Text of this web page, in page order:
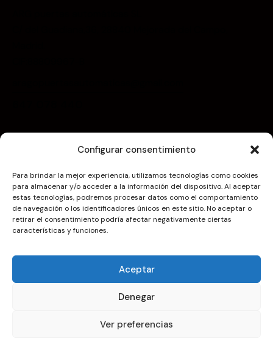
Configurar consentimiento
Para brindar la mejor experiencia, utilizamos tecnologías como cookies
para almacenar y/o acceder a la información del dispositivo. Al aceptar
estas tecnologías, podremos procesar datos como el comportamiento
de navegación o los identificadores únicos en este sitio. No aceptar o
retirar el consentimiento podría afectar negativamente ciertas
características y funciones.
Aceptar
Denegar
Ver preferencias
Menú
Nosotros
Servicios
Trabajos realizados
Política de privacidad Política de cookies